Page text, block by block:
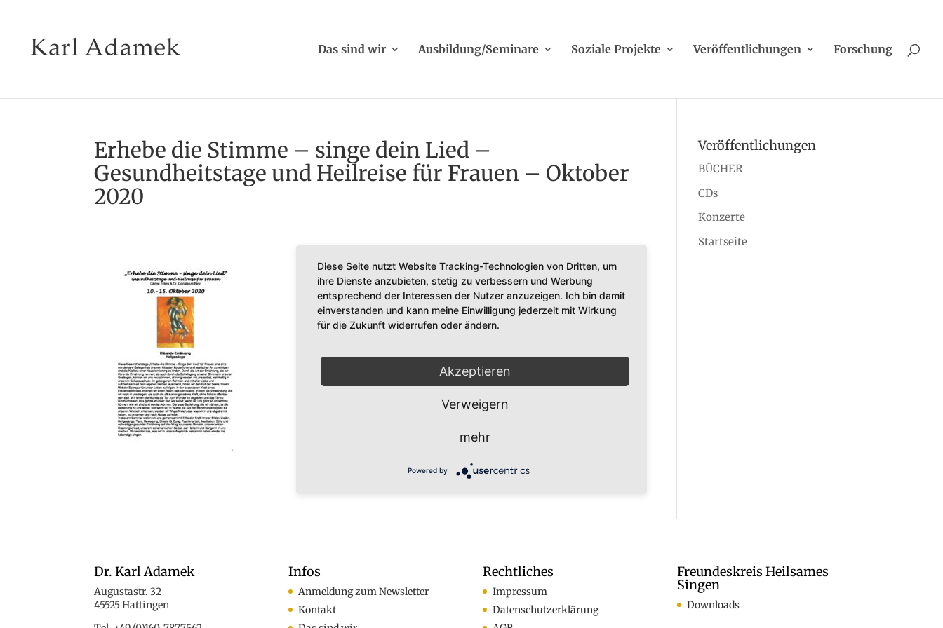
Das sind wir Ausbildung/Seminare Soziale Projekte Veröffentlichungen Forschung
Erhebe die Stimme – singe dein Lied –
Gesundheitstage und Heilreise für Frauen – Oktober
2020
Veröffentlichungen
BÜCHER
CDs
Konzerte
Startseite
Dr. Karl Adamek
Augustastr. 32
45525 Hattingen
Infos
Anmeldung zum Newsletter
Kontakt
Rechtliches
Impressum
Datenschutzerklärung
Freundeskreis Heilsames
Singen
Downloads
Diese Seite nutzt Website Tracking-Technologien von Dritten, um
ihre Dienste anzubieten, stetig zu verbessern und Werbung
entsprechend der Interessen der Nutzer anzuzeigen. Ich bin damit
einverstanden und kann meine Einwilligung jederzeit mit Wirkung
für die Zukunft widerrufen oder ändern.
Akzeptieren
Verweigern
mehr
Powered by